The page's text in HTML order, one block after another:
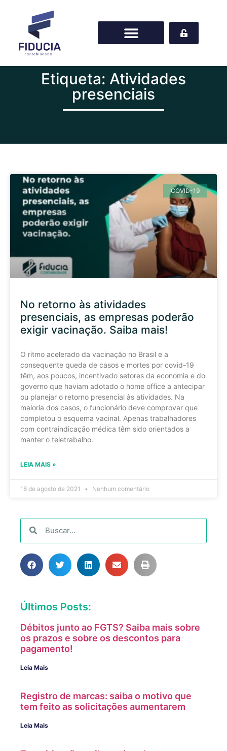
Etiqueta: Atividades
presenciais
COVID-19
No retorno às atividades
presenciais, as empresas poderão
exigir vacinação. Saiba mais!
O ritmo acelerado da vacinação no Brasil e a
consequente queda de casos e mortes por covid-19
têm, aos poucos, incentivado setores da economia e do
governo que haviam adotado o home office a antecipar
ou planejar o retorno presencial às atividades. Na
maioria dos casos, o funcionário deve comprovar que
completou o esquema vacinal. Apenas trabalhadores
com contraindicação médica têm sido orientados a
manter o teletrabalho.
LEIA MAIS »
18 de agosto de 2021 Nenhum comentário
Últimos Posts:
Débitos junto ao FGTS? Saiba mais sobre
os prazos e sobre os descontos para
pagamento!
Leia Mais
Registro de marcas: saiba o motivo que
tem feito as solicitações aumentarem
Leia Mais